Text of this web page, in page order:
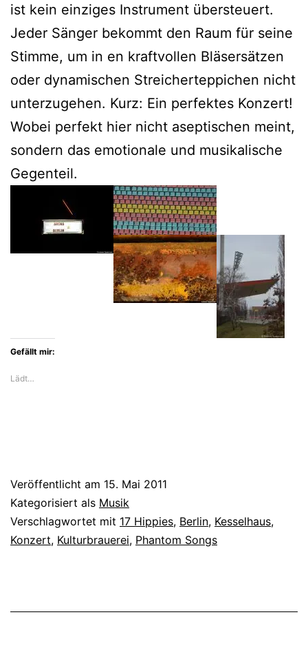
ist kein einziges Instrument übersteuert.
Jeder Sänger bekommt den Raum für seine
Stimme, um in en kraftvollen Bläsersätzen
oder dynamischen Streicherteppichen nicht
unterzugehen. Kurz: Ein perfektes Konzert!
Wobei perfekt hier nicht aseptischen meint,
sondern das emotionale und musikalische
Gegenteil.
Gefällt mir:
Lädt…
Veröffentlicht am 15. Mai 2011
Kategorisiert als Musik
Verschlagwortet mit 17 Hippies, Berlin, Kesselhaus,
Konzert, Kulturbrauerei, Phantom Songs